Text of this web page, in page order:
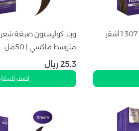
ويلا كوليستون صبغة شعر 307 1 أشقر
متوسط ماكسي | 50مل
25.3 ريال
اضف للسلة